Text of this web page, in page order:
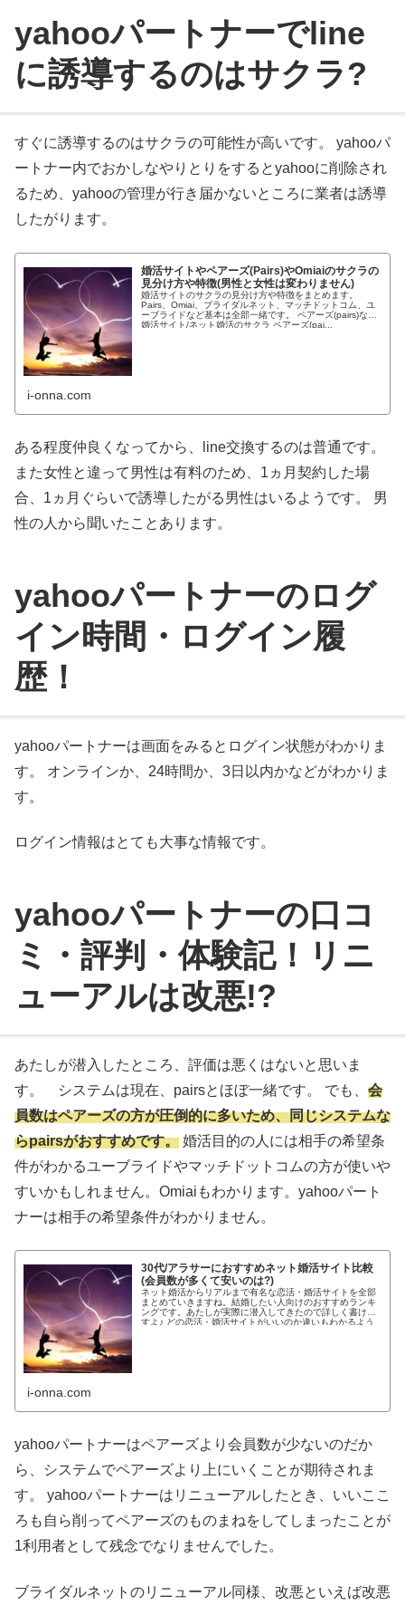
yahooパートナーでline
に誘導するのはサクラ?
すぐに誘導するのはサクラの可能性が高いです。 yahooパ
ートナー内でおかしなやりとりをするとyahooに削除され
るため、yahooの管理が行き届かないところに業者は誘導
したがります。
婚活サイトやペアーズ(Pairs)やOmiaiのサクラの
見分け方や特徴(男性と女性は変わりません)
婚活サイトのサクラの見分け方や特徴をまとめます。
Pairs、Omiai、ブライダルネット、マッチドットコム、ユ
ーブライドなど基本は全部一緒です。 ペアーズ(pairs)など
婚活サイト/ネット婚活のサクラ ペアーズ(pai...
i-onna.com
ある程度仲良くなってから、line交換するのは普通です。
また女性と違って男性は有料のため、1ヵ月契約した場
合、1ヵ月ぐらいで誘導したがる男性はいるようです。 男
性の人から聞いたことあります。
yahooパートナーのログ
イン時間・ログイン履
歴！
yahooパートナーは画面をみるとログイン状態がわかりま
す。 オンラインか、24時間か、3日以内かなどがわかりま
す。
ログイン情報はとても大事な情報です。
yahooパートナーの口コ
ミ・評判・体験記！リニ
ューアルは改悪!?
あたしが潜入したところ、評価は悪くはないと思いま
す。 システムは現在、pairsとほぼ一緒です。 でも、 会
員数はペアーズの方が圧倒的に多いため、同じシステムな
らpairsがおすすめです。 婚活目的の人には相手の希望条
件がわかるユーブライドやマッチドットコムの方が使いや
すいかもしれません。Omiaiもわかります。yahooパート
ナーは相手の希望条件がわかりません。
30代/アラサーにおすすめネット婚活サイト比較
(会員数が多くて安いのは?)
ネット婚活からリアルまで有名な恋活・婚活サイトを全部
まとめていきますね。結婚したい人向けのおすすめランキ
ングです。あたしが実際に潜入してきたので詳しく書けま
すよ♪ どの恋活・婚活サイトがいいのか違いもわかるよう
i-onna.com
yahooパートナーはペアーズより会員数が少ないのだか
ら、システムでペアーズより上にいくことが期待されま
す。 yahooパートナーはリニューアルしたとき、いいここ
ろも自ら削ってペアーズのものまねをしてしまったことが
1利用者として残念でなりませんでした。
ブライダルネットのリニューアル同様、改悪といえば改悪